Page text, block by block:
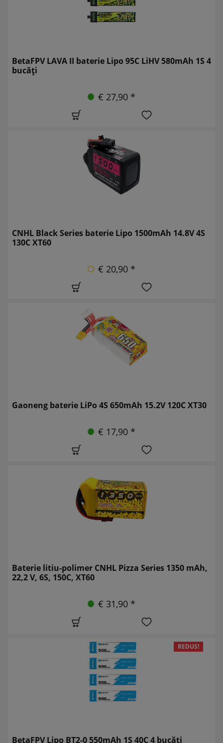
BetaFPV LAVA II baterie Lipo 95C LiHV 580mAh 1S 4
bucăți
€ 27,90 *
CNHL Black Series baterie Lipo 1500mAh 14.8V 4S
130C XT60
€ 20,90 *
Gaoneng baterie LiPo 4S 650mAh 15.2V 120C XT30
€ 17,90 *
Baterie litiu-polimer CNHL Pizza Series 1350 mAh,
22,2 V, 6S, 150C, XT60
€ 31,90 *
REDUS!
BetaFPV Lipo BT2-0 550mAh 1S 40C 4 bucăți